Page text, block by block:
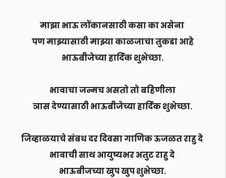
माझा भाऊ लोंकानसाठी कसा का असेना
पण माझ्यासाठी माझ्या काळजाचा तुकडा आहे
भाऊबीजेच्या हार्दिक शुभेच्छा.
भावाचा जन्मच असतो तो बहिणीला
ञास देण्यासाठी भाऊबीजेच्या हार्दिक शुभेच्छा.
जिव्हाळयाचे संबध दर दिवसा गाणिक ऊजळत राहु दे
भावाची साथ आयुष्यभर अतुट राहु दे
भाऊबीजच्या खुप खुप शुभेच्छा.